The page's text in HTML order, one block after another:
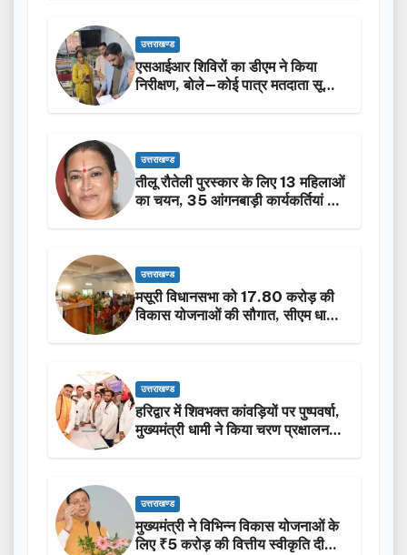
उत्तराखण्ड
एसआईआर शिविरों का डीएम ने किया
निरीक्षण, बोले—कोई पात्र मतदाता सूची
उत्तराखण्ड
तीलू रौतेली पुरस्कार के लिए 13 महिलाओं
का चयन, 35 आंगनबाड़ी कार्यकर्तियां भी
उत्तराखण्ड
मसूरी विधानसभा को 17.80 करोड़ की
विकास योजनाओं की सौगात, सीएम धामी
उत्तराखण्ड
हरिद्वार में शिवभक्त कांवड़ियों पर पुष्पवर्षा,
मुख्यमंत्री धामी ने किया चरण प्रक्षालन…
उत्तराखण्ड
मुख्यमंत्री ने विभिन्न विकास योजनाओं के
लिए ₹5 करोड़ की वित्तीय स्वीकृति दी…